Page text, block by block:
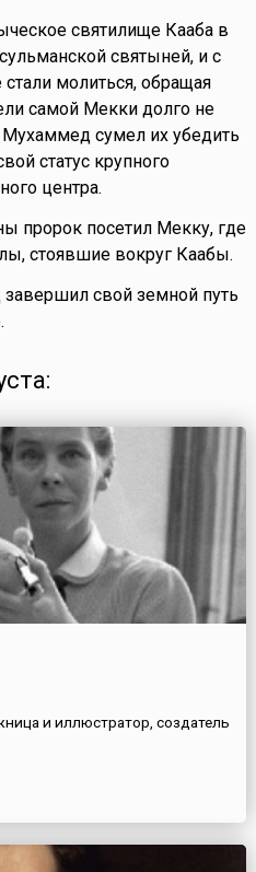
святилище Кааба в
святыней, и с
молиться, обращая
самой Мекки долго не
сумел их убедить
статус крупного
центра.
пророк посетил Мекку, где
стоявшие вокруг Каабы.
свой земной путь
и иллюстратор, создатель